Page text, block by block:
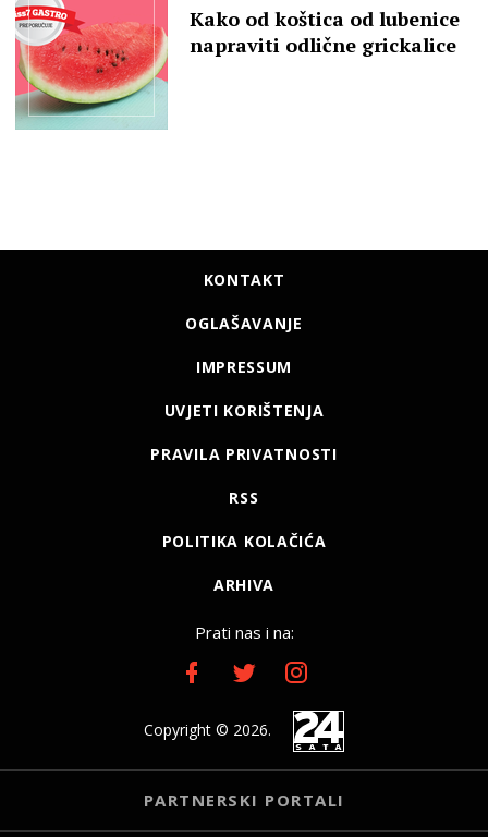
Kako od koštica od lubenice
napraviti odlične grickalice
KONTAKT
OGLAŠAVANJE
IMPRESSUM
UVJETI KORIŠTENJA
PRAVILA PRIVATNOSTI
RSS
POLITIKA KOLAČIĆA
ARHIVA
Prati nas i na:
Copyright © 2026.
PARTNERSKI PORTALI